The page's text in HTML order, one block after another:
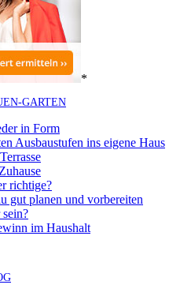
*
GARTEN
in Form
Ausbaustufen ins eigene Haus
richtige?
gut planen und vorbereiten
im Haushalt